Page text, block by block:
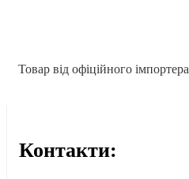
Товар від офіційного імпортера
Контакти: